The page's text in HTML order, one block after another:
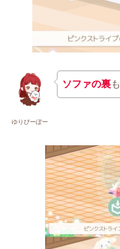
ゆりぴーぽー
ソファの裏